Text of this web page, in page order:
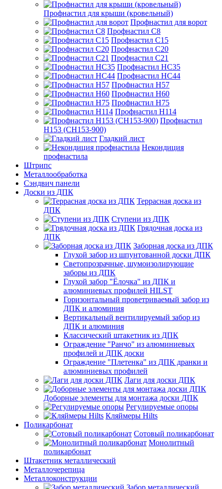
Профнастил для крыши (кровельный)
Профнастил для ворот
Профнастил С8
Профнастил С15
Профнастил С20
Профнастил С21
Профнастил НС35
Профнастил НС44
Профнастил Н57
Профнастил Н60
Профнастил Н75
Профнастил Н114
Профнастил
Н153 (СН153-900)
Гладкий лист
Некондиция
профнастила
Штрипс
Металлообработка
Сэндвич панели
Доски из ДПК
Террасная доска из
ДПК
Ступени из ДПК
Грядочная доска из
ДПК
Заборная доска из ДПК
Глухой забор из шпунтованной доски ДПК
Светопрозрачные, шумоизолирующие
заборы из ДПК
Глухой забор "Ёлочка" из ДПК и
алюминиевых профилей HILST
Горизонтальный проветриваемый забор из
ДПК и алюминия
Вертикальный вентилируемый забор из
ДПК и алюминия
Классический штакетник из ДПК
Ограждение "Ранчо" из алюминиевых
профилей и ДПК доски
Ограждение "Плетенка" из ДПК дранки и
алюминиевых профилей
Лаги для доски ДПК
Доборные элементы для монтажа доски ДПК
Регулируемые опоры
Кляймеры Hilts
Поликарбонат
Сотовый поликарбонат
Монолитный
поликарбонат
Штакетник металлический
Металлочерепица
Металлоконструкции
Забор металлический